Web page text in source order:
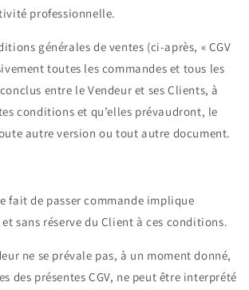
professionnelle.
générales de ventes (ci-après, « CGV
toutes les commandes et tous les
entre le Vendeur et ses Clients, à
conditions et qu’elles prévaudront, le
autre version ou tout autre document.
fait de passer commande implique
sans réserve du Client à ces conditions.
ne se prévale pas, à un moment donné,
des présentes CGV, ne peut être interprété